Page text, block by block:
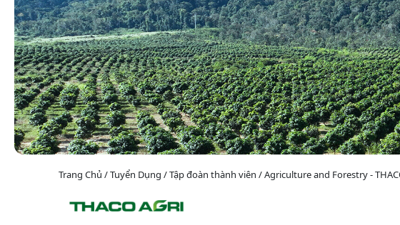
Trang Chủ / Tuyển Dụng / Tập đoàn thành viên / Agriculture and Forestry -